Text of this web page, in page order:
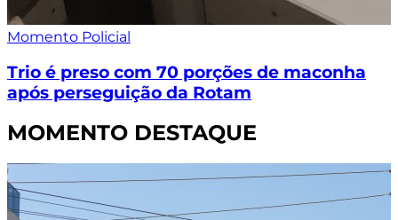
Momento Policial
Trio é preso com 70 porções de maconha
após perseguição da Rotam
MOMENTO DESTAQUE